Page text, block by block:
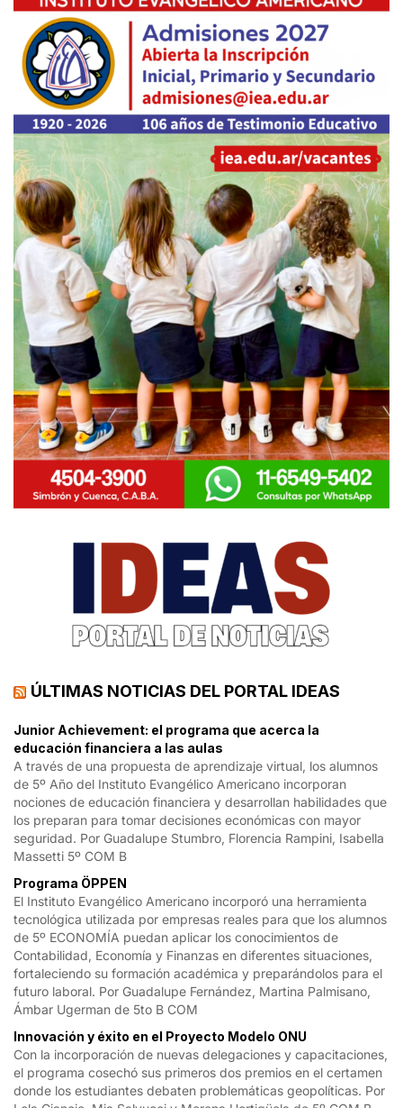
ÚLTIMAS NOTICIAS DEL PORTAL IDEAS
Junior Achievement: el programa que acerca la
educación financiera a las aulas
A través de una propuesta de aprendizaje virtual, los alumnos
de 5º Año del Instituto Evangélico Americano incorporan
nociones de educación financiera y desarrollan habilidades que
los preparan para tomar decisiones económicas con mayor
seguridad. Por Guadalupe Stumbro, Florencia Rampini, Isabella
Massetti 5º COM B
Programa ÖPPEN
El Instituto Evangélico Americano incorporó una herramienta
tecnológica utilizada por empresas reales para que los alumnos
de 5º ECONOMÍA puedan aplicar los conocimientos de
Contabilidad, Economía y Finanzas en diferentes situaciones,
fortaleciendo su formación académica y preparándolos para el
futuro laboral. Por Guadalupe Fernández, Martina Palmisano,
Ámbar Ugerman de 5to B COM
Innovación y éxito en el Proyecto Modelo ONU
Con la incorporación de nuevas delegaciones y capacitaciones,
el programa cosechó sus primeros dos premios en el certamen
donde los estudiantes debaten problemáticas geopolíticas. Por